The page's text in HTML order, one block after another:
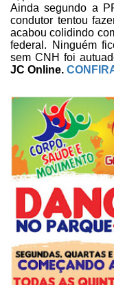
Ainda segundo a
condutor tentou
acabou colidindo
federal. Ninguém
sem CNH foi
JC Online.